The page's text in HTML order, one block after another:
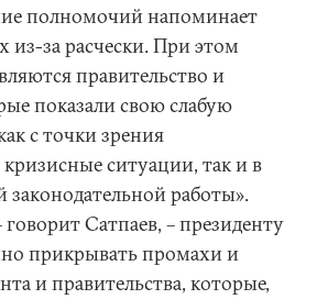
полномочий напоминает
из-за расчески. При этом
правительство и
показали свою слабую
с точки зрения
ситуации, так и в
законодательной работы».
говорит Сатпаев, – президенту
прикрывать промахи и
и правительства, которые,